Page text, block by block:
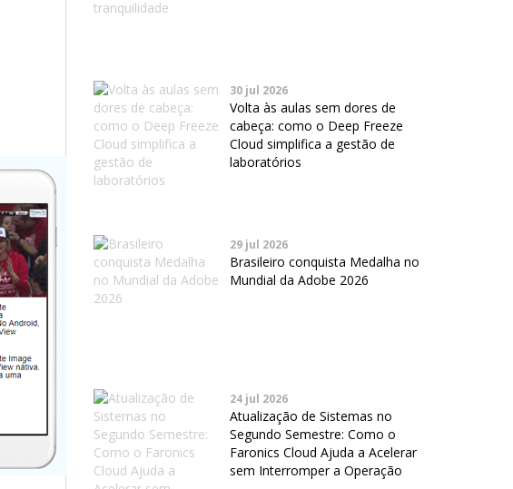
30 jul 2026
Volta às aulas sem dores de
cabeça: como o Deep Freeze
Cloud simplifica a gestão de
laboratórios
29 jul 2026
Brasileiro conquista Medalha no
Mundial da Adobe 2026
24 jul 2026
Atualização de Sistemas no
Segundo Semestre: Como o
Faronics Cloud Ajuda a Acelerar
sem Interromper a Operação